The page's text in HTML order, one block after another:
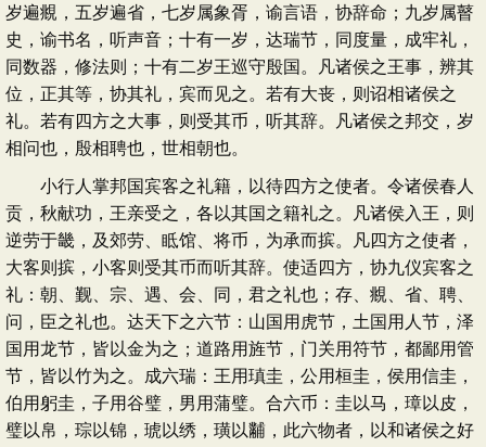
岁遍覜，五岁遍省，七岁属象胥，谕言语，协辞命；九岁属瞽
史，谕书名，听声音；十有一岁，达瑞节，同度量，成牢礼，
同数器，修法则；十有二岁王巡守殷国。凡诸侯之王事，辨其
位，正其等，协其礼，宾而见之。若有大丧，则诏相诸侯之
礼。若有四方之大事，则受其币，听其辞。凡诸侯之邦交，岁
相问也，殷相聘也，世相朝也。
小行人掌邦国宾客之礼籍，以待四方之使者。令诸侯春人
贡，秋献功，王亲受之，各以其国之籍礼之。凡诸侯入王，则
逆劳于畿，及郊劳、眡馆、将币，为承而摈。凡四方之使者，
大客则摈，小客则受其币而听其辞。使适四方，协九仪宾客之
礼：朝、觐、宗、遇、会、同，君之礼也；存、覜、省、聘、
问，臣之礼也。达天下之六节：山国用虎节，土国用人节，泽
国用龙节，皆以金为之；道路用旌节，门关用符节，都鄙用管
节，皆以竹为之。成六瑞：王用瑱圭，公用桓圭，侯用信圭，
伯用躬圭，子用谷璧，男用蒲璧。合六币：圭以马，璋以皮，
璧以帛，琮以锦，琥以绣，璜以黼，此六物者，以和诸侯之好